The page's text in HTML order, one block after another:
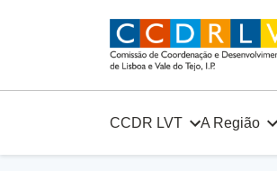
CCDR LVT A Região